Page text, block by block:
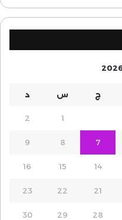
ج س د
1
2
7
8
9
14
15
16
21
22
23
28
29
30